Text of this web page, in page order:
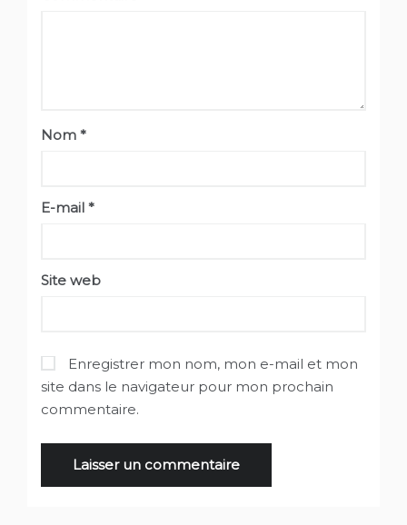
Nom *
E-mail *
Site web
Enregistrer mon nom, mon e-mail et mon
site dans le navigateur pour mon prochain
commentaire.